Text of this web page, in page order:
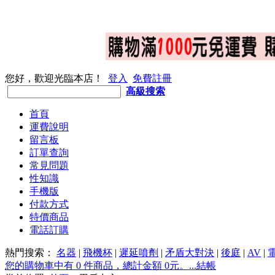
您好，歡迎光臨本店！ 登入
免費註冊
高級搜索
首頁
運費說明
留言板
訂單查詢
常見問題
性知識
手機版
付款方式
特價商品
電話訂購
熱門搜索： 名器 | 飛機杯 | 遲延噴劑 | 矛盾大對決 | 後庭 | AV |
您的購物車中有 0 件商品，總計金額 0元。...結帳